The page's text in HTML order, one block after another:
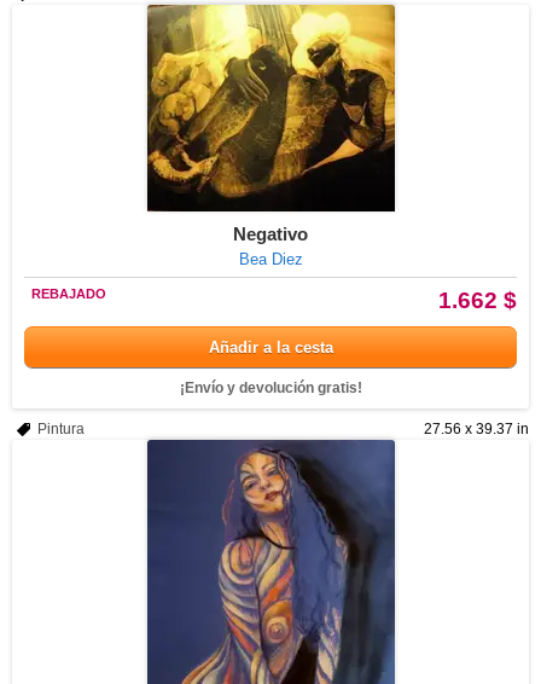
Negativo
Bea Diez
1.662 $
REBAJADO
Añadir a la cesta
¡Envío y devolución gratis!
27.56 x 39.37 in
Pintura